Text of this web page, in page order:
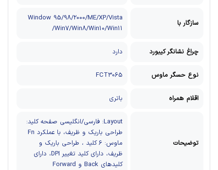
سازگار با
Window 95/98/2000/ME/XP/Vista
/Win7/Win8/Win10/Win11
چراغ نشانگر کیبورد دارد
نوع حسگر ماوس FCT3065
اقلام همراه باتری
توضیحات
Layout: فارسی/انگلیسی
صفحه کلید:
طراحی باریک و ظریف، با عملکرد Fn
ماوس: 6 کلید ، طراحی باریک و
ظریف، دارای کلید تغییر DPI، دارای
کلیدهای Back و Forward